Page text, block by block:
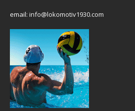
email: info@lokomotiv1930.com